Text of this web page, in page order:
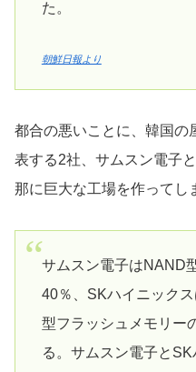
た。
朝鮮日報より
都合の悪いことに、韓国の
表する2社、サムスン電子
那に巨大な工場を作ってし
サムスン電子はNAND
40％、SKハイニック
型フラッシュメモリー
る。サムスン電子と